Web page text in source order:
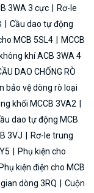
3WA 3 cực
Rơ-le
Cầu dao tự động
MCB 5SL4
MCCB
khí ACB 3WA 4
DAO CHỐNG RÒ
bảo vệ dòng rò loại
khối MCCB 3VA2
dao tự động MCB
3VJ
Rơ-le trung
Phụ kiện cho
Phụ kiện điện cho MCB
dòng 3RQ
Cuộn